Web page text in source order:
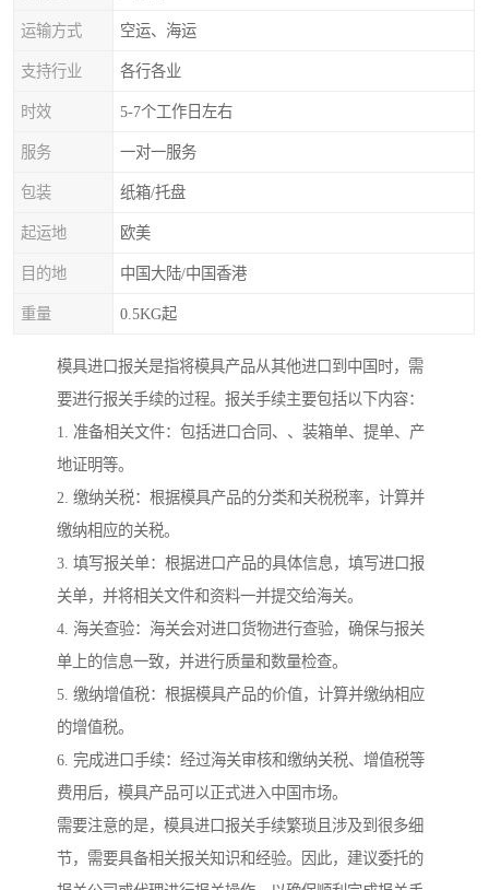
运输方式 空运、海运
支持行业 各行各业
时效 5-7个工作日左右
服务 一对一服务
包装 纸箱/托盘
起运地 欧美
目的地 中国大陆/中国香港
重量 0.5KG起
模具进口报关是指将模具产品从其他进口到中国时，需
要进行报关手续的过程。报关手续主要包括以下内容：
1. 准备相关文件：包括进口合同、、装箱单、提单、产
地证明等。
2. 缴纳关税：根据模具产品的分类和关税税率，计算并
缴纳相应的关税。
3. 填写报关单：根据进口产品的具体信息，填写进口报
关单，并将相关文件和资料一并提交给海关。
4. 海关查验：海关会对进口货物进行查验，确保与报关
单上的信息一致，并进行质量和数量检查。
5. 缴纳增值税：根据模具产品的价值，计算并缴纳相应
的增值税。
6. 完成进口手续：经过海关审核和缴纳关税、增值税等
费用后，模具产品可以正式进入中国市场。
需要注意的是，模具进口报关手续繁琐且涉及到很多细
节，需要具备相关报关知识和经验。因此，建议委托的